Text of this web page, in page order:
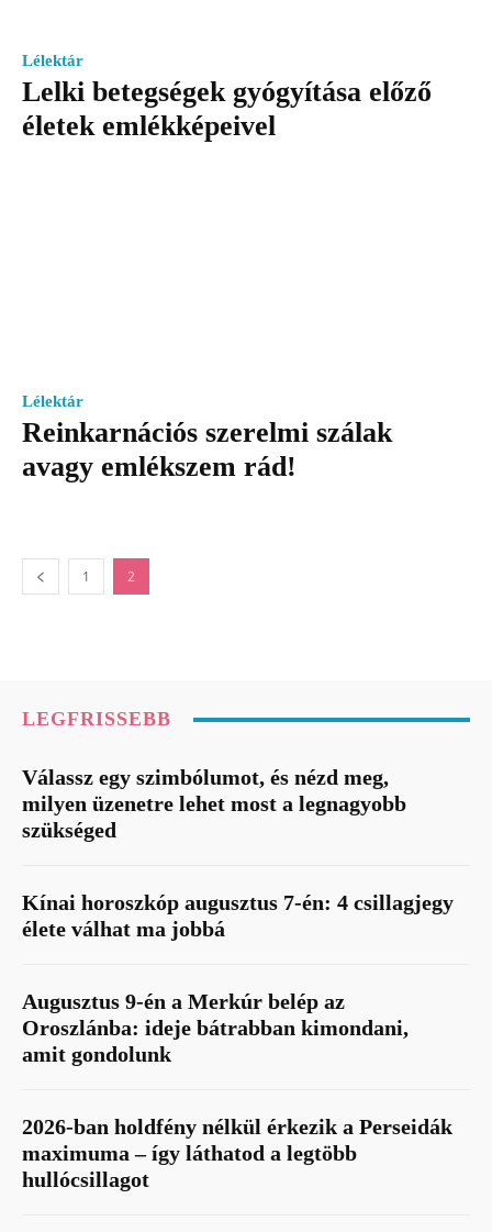
Lélektár
Lelki betegségek gyógyítása előző
életek emlékképeivel
Lélektár
Reinkarnációs szerelmi szálak
avagy emlékszem rád!
1 2
LEGFRISSEBB
Válassz egy szimbólumot, és nézd meg,
milyen üzenetre lehet most a legnagyobb
szükséged
Kínai horoszkóp augusztus 7-én: 4 csillagjegy
élete válhat ma jobbá
Augusztus 9-én a Merkúr belép az
Oroszlánba: ideje bátrabban kimondani,
amit gondolunk
2026-ban holdfény nélkül érkezik a Perseidák
maximuma – így láthatod a legtöbb
hullócsillagot